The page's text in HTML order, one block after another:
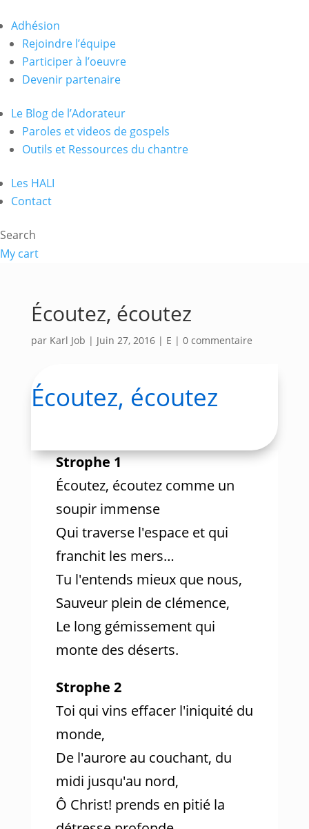
Adhésion
Rejoindre l’équipe
Participer à l’oeuvre
Devenir partenaire
Le Blog de l’Adorateur
Paroles et videos de gospels
Outils et Ressources du chantre
Les HALI
Contact
Search
My cart
Écoutez, écoutez
par Karl Job | Juin 27, 2016| E | 0 commentaire
Écoutez, écoutez
Strophe 1
Écoutez, écoutez comme un
soupir immense
Qui traverse l'espace et qui
franchit les mers…
Tu l'entends mieux que nous,
Sauveur plein de clémence,
Le long gémissement qui
monte des déserts.
Strophe 2
Toi qui vins effacer l'iniquité du
monde,
De l'aurore au couchant, du
midi jusqu'au nord,
Ô Christ! prends en pitié la